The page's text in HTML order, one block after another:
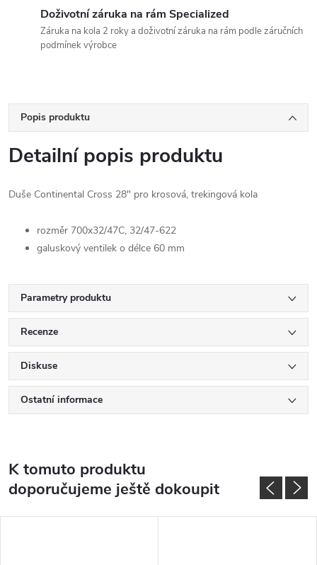
Doživotní záruka na rám Specialized
Záruka na kola 2 roky a doživotní záruka na rám podle záručních
podmínek výrobce
Popis produktu
Detailní popis produktu
Duše Continental Cross 28" pro krosová, trekingová kola
rozměr 700x32/47C, 32/47-622
galuskový ventilek o délce 60 mm
Parametry produktu
Recenze
Diskuse
Ostatní informace
K tomuto produktu
doporučujeme ještě dokoupit